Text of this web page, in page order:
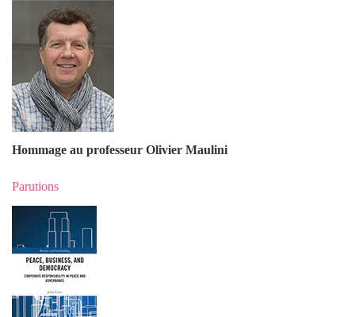
Hommage au professeur Olivier Maulini
Parutions